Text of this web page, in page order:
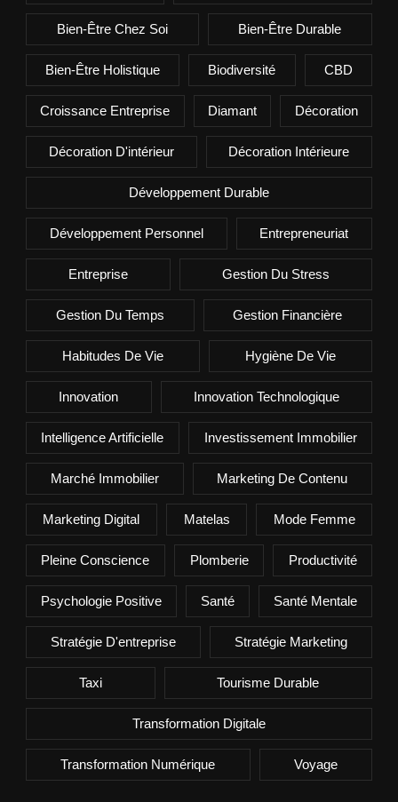
Bien-Être Chez Soi Bien-Être Durable
Bien-Être Holistique Biodiversité CBD
Croissance Entreprise Diamant Décoration
Décoration D'intérieur Décoration Intérieure
Développement Durable
Développement Personnel Entrepreneuriat
Entreprise Gestion Du Stress
Gestion Du Temps Gestion Financière
Habitudes De Vie Hygiène De Vie
Innovation Innovation Technologique
Intelligence Artificielle Investissement Immobilier
Marché Immobilier Marketing De Contenu
Marketing Digital Matelas Mode Femme
Pleine Conscience Plomberie Productivité
Psychologie Positive Santé Santé Mentale
Stratégie D'entreprise Stratégie Marketing
Taxi Tourisme Durable
Transformation Digitale
Transformation Numérique Voyage